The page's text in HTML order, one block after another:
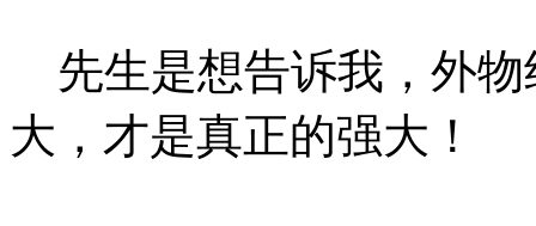
先生是想告诉我，外物
大，才是真正的强大！